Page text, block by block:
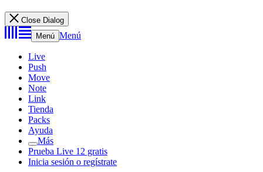
Close Dialog
Menú Menú
Live
Push
Move
Note
Link
Tienda
Packs
Ayuda
Más
Prueba Live 12 gratis
Inicia sesión o regístrate